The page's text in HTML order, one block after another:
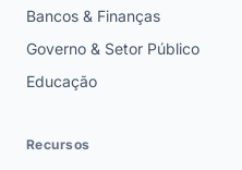
Bancos & Finanças
Governo & Setor Público
Educação
Recursos